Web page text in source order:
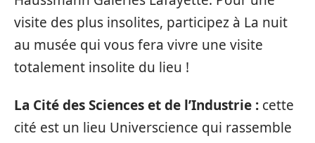
visite des plus insolites, participez à La nuit
au musée qui vous fera vivre une visite
totalement insolite du lieu !
La Cité des Sciences et de l’Industrie : cette
cité est un lieu Universcience qui rassemble